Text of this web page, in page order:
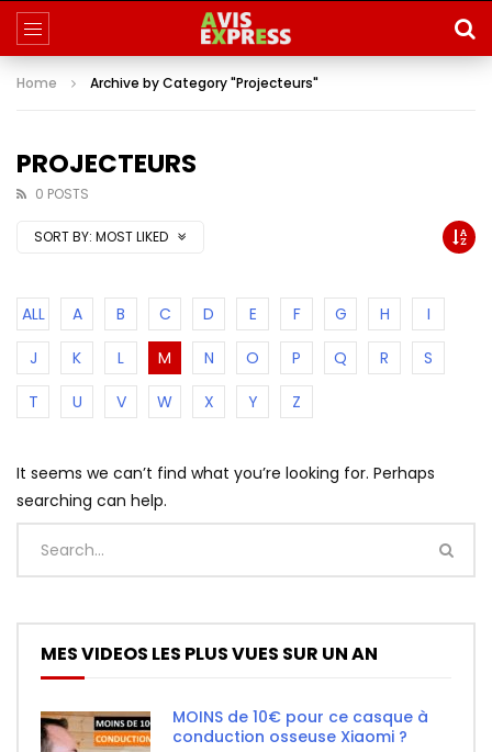
Home Archive by Category "Projecteurs"
PROJECTEURS
0 POSTS
SORT BY: MOST LIKED
ALL A B C D E F G H
I
J
K L M N O P Q R
S
T
U V W X Y Z
It seems we can’t find what you’re looking for. Perhaps
searching can help.
MES VIDEOS LES PLUS VUES SUR UN AN
MOINS de 10€ pour ce casque à
conduction osseuse Xiaomi ?